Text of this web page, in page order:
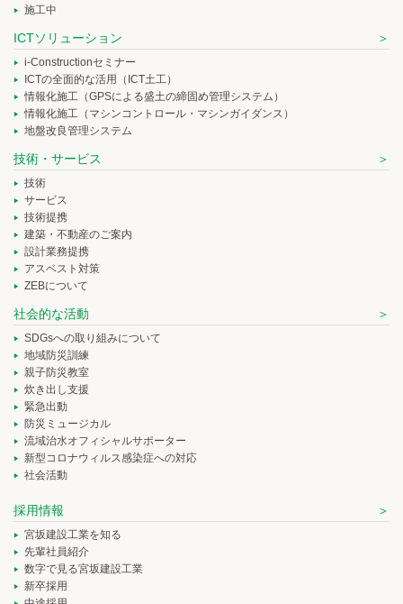
施工中
ICTソリューション
i-Constructionセミナー
ICTの全面的な活用（ICT土工）
情報化施工（GPSによる盛土の締固め管理システム）
情報化施工（マシンコントロール・マシンガイダンス）
地盤改良管理システム
技術・サービス
技術
サービス
技術提携
建築・不動産のご案内
設計業務提携
アスベスト対策
ZEBについて
社会的な活動
SDGsへの取り組みについて
地域防災訓練
親子防災教室
炊き出し支援
緊急出動
防災ミュージカル
流域治水オフィシャルサポーター
新型コロナウィルス感染症への対応
社会活動
採用情報
宮坂建設工業を知る
先輩社員紹介
数字で見る宮坂建設工業
新卒採用